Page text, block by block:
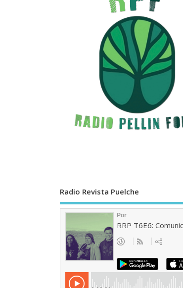
Radio Revista Puelche